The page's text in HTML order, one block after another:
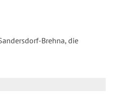
Brehna, die